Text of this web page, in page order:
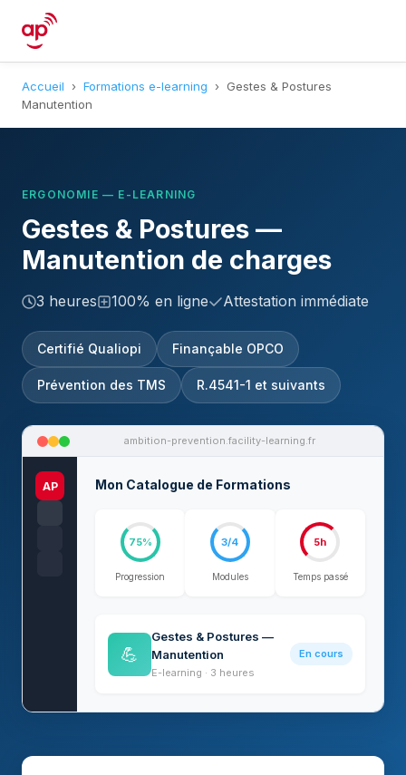
Accueil › Formations e-learning ›
Gestes & Postures
Manutention
ERGONOMIE — E-LEARNING
Gestes & Postures —
Manutention de charges
3 heures 100% en ligne Attestation immédiate
Certifié Qualiopi Finançable OPCO
Prévention des TMS R.4541-1 et suivants
ambition-prevention.facility-learning.fr
AP Mon Catalogue de Formations
75%
Progression
3/4
Modules
5h
Temps passé
💪
Gestes & Postures —
Manutention
E-learning · 3 heures
En cours